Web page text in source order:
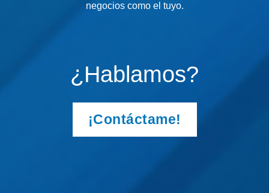
negocios como el tuyo.
¿Hablamos?
¡Contáctame!